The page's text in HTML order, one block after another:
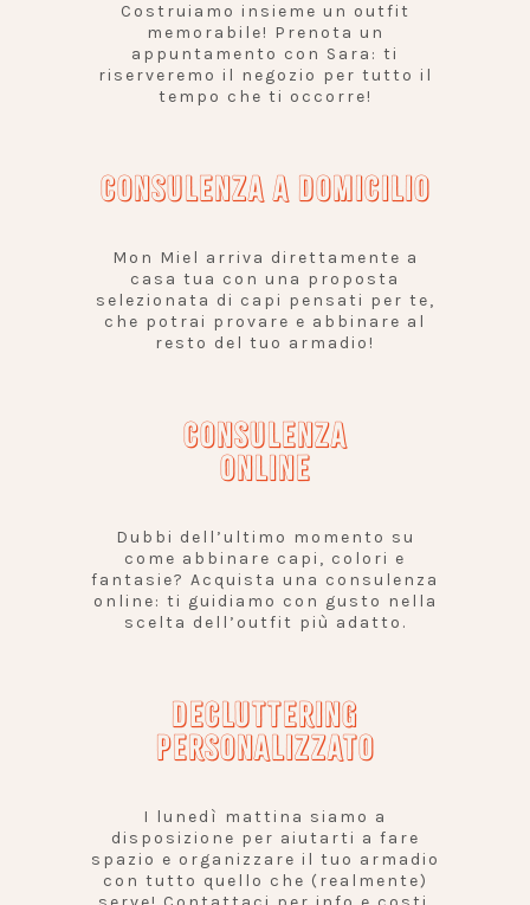
Costruiamo insieme un outfit
memorabile! Prenota un
appuntamento con Sara: ti
riserveremo il negozio per tutto il
tempo che ti occorre!
CONSULENZA A DOMICILIO
Mon Miel arriva direttamente a
casa tua con una proposta
selezionata di capi pensati per te,
che potrai provare e abbinare al
resto del tuo armadio!
CONSULENZA
ONLINE
Dubbi dell’ultimo momento su
come abbinare capi, colori e
fantasie? Acquista una consulenza
online: ti guidiamo con gusto nella
scelta dell’outfit più adatto.
DECLUTTERING
PERSONALIZZATO
I lunedì mattina siamo a
disposizione per aiutarti a fare
spazio e organizzare il tuo armadio
con tutto quello che (realmente)